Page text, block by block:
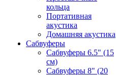
кольца
Портативная
акустика
Домашняя акустика
Сабвуферы
Сабвуферы 6.5" (15
см)
Сабвуферы 8" (20